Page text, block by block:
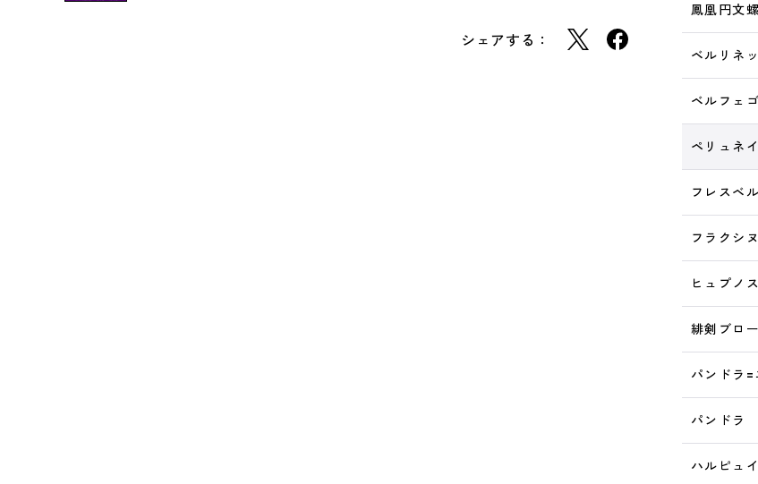
シェアする：
鳳凰円文
ベルリネ
ベルフェ
ペリュネ
フレスベ
フラクシ
ヒュプノ
緋剣ブロ
パンドラ=
パンドラ
ハルピュ